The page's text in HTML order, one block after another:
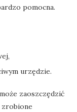
pomocna.
urzędzie.
zaoszczędzić
zrobione